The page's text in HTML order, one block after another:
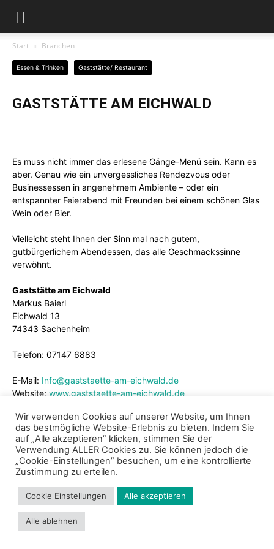
Start Branchen
Essen & Trinken Gaststätte/ Restaurant
GASTSTÄTTE AM EICHWALD
Es muss nicht immer das erlesene Gänge-Menü sein. Kann es
aber. Genau wie ein unvergessliches Rendezvous oder
Businessessen in angenehmem Ambiente – oder ein
entspannter Feierabend mit Freunden bei einem schönen Glas
Wein oder Bier.
Vielleicht steht Ihnen der Sinn mal nach gutem,
gutbürgerlichem Abendessen, das alle Geschmackssinne
verwöhnt.
Gaststätte am Eichwald
Markus Baierl
Eichwald 13
74343 Sachenheim
Telefon: 07147 6883
E-Mail: Info@gaststaette-am-eichwald.de
Website: www.gaststaette-am-eichwald.de
Impressum
© 2024 - Bund der Selbständigen Baden-Württemberg e.V.
Wir verwenden Cookies auf unserer Website, um Ihnen
das bestmögliche Website-Erlebnis zu bieten. Indem Sie
auf „Alle akzeptieren” klicken, stimmen Sie der
Verwendung ALLER Cookies zu. Sie können jedoch die
„Cookie-Einstellungen” besuchen, um eine kontrollierte
Zustimmung zu erteilen.
Cookie Einstellungen Alle akzeptieren
Alle ablehnen